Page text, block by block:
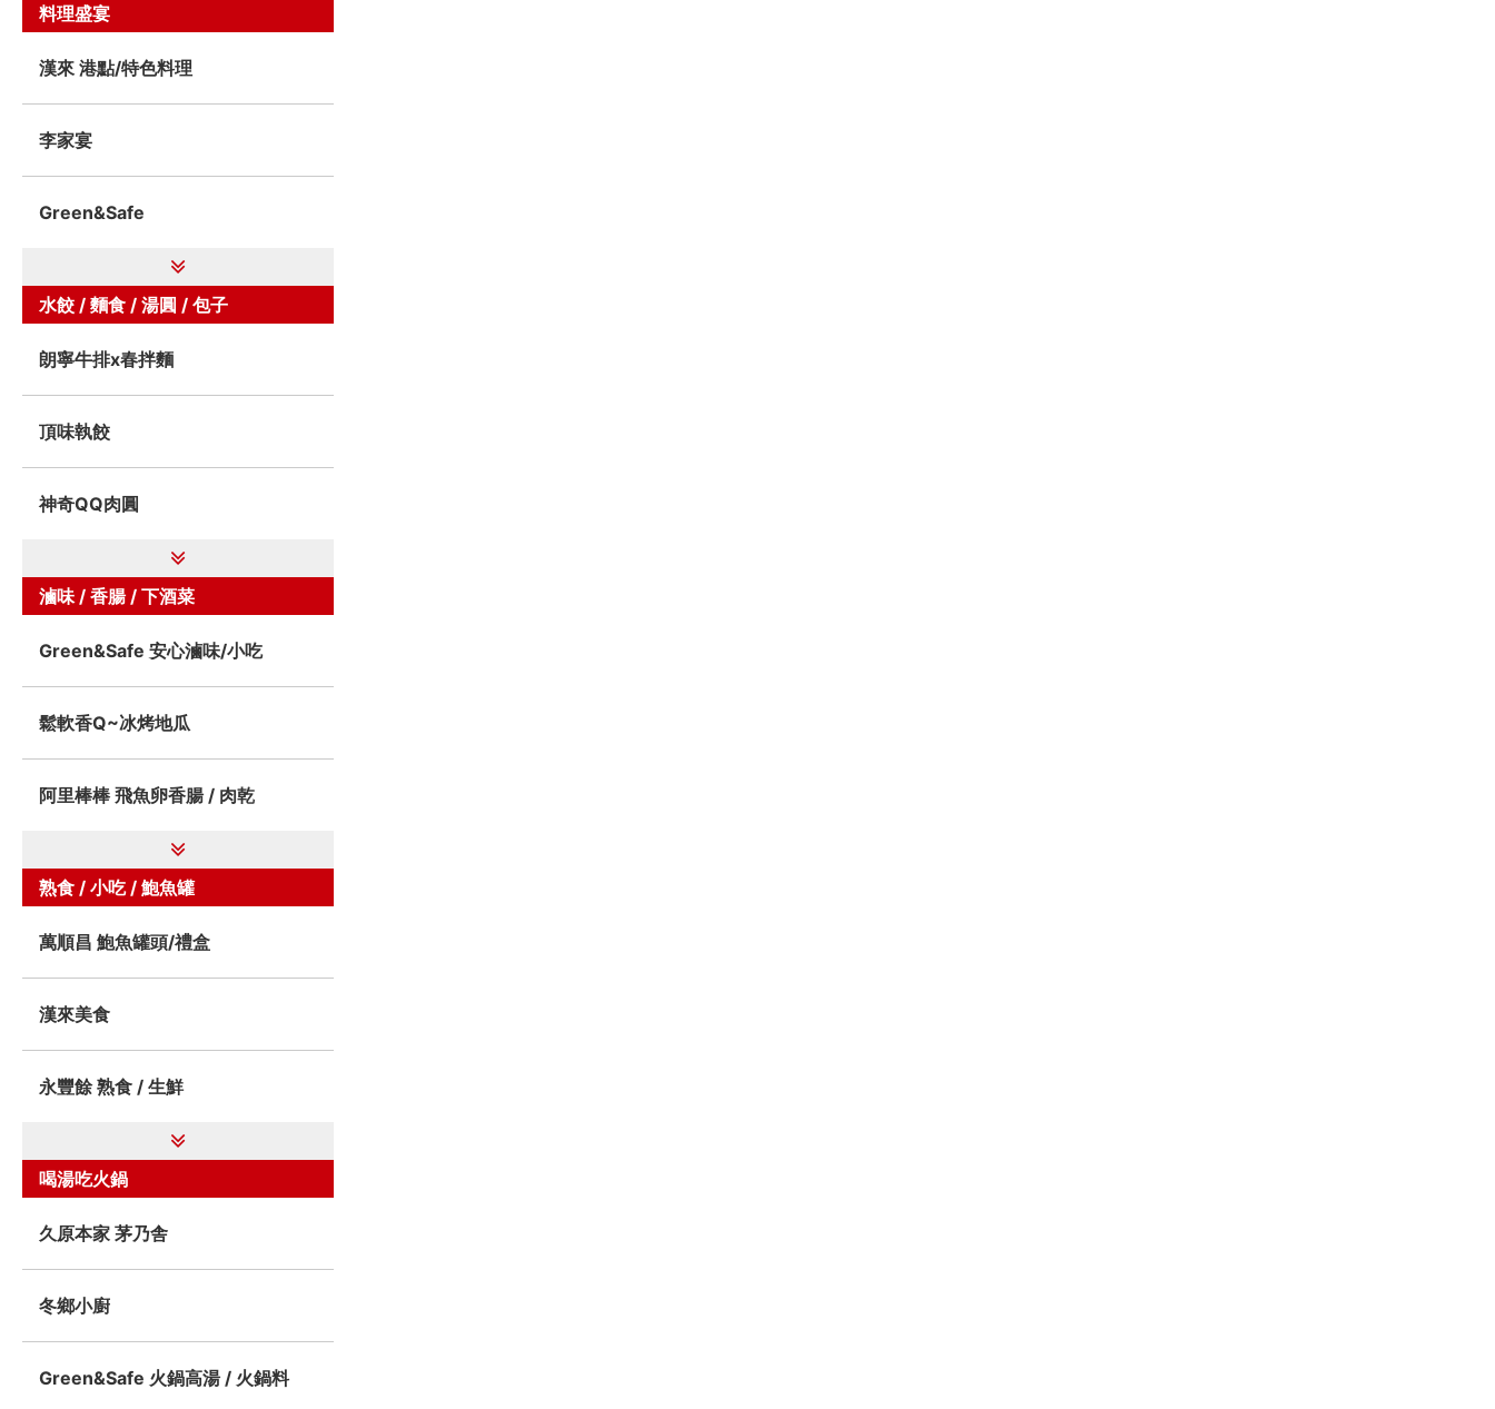
料理盛宴
漢來 港點/特色料理
李家宴
Green&Safe
水餃 / 麵食 / 湯圓 / 包子
朗寧牛排x春拌麵
頂味執餃
神奇QQ肉圓
滷味 / 香腸 / 下酒菜
Green&Safe 安心滷味/小吃
鬆軟香Q~冰烤地瓜
阿里棒棒 飛魚卵香腸 / 肉乾
熟食 / 小吃 / 鮑魚罐
萬順昌 鮑魚罐頭/禮盒
漢來美食
永豐餘 熟食 / 生鮮
喝湯吃火鍋
久原本家 茅乃舎
冬鄉小廚
Green&Safe 火鍋高湯 / 火鍋料